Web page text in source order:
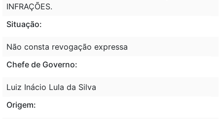
INFRAÇÕES.
Situação:
Não consta revogação expressa
Chefe de Governo:
Luiz Inácio Lula da Silva
Origem: